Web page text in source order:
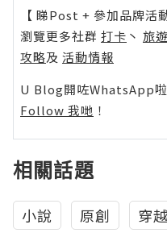
【 睇Post + 參加品牌活動
瀏覽更多社群 打卡 丶 旅遊
攻略及 活動情報
U Blog開咗WhatsApp啦
Follow 我哋 ！
相關話題
小說 原創 穿越